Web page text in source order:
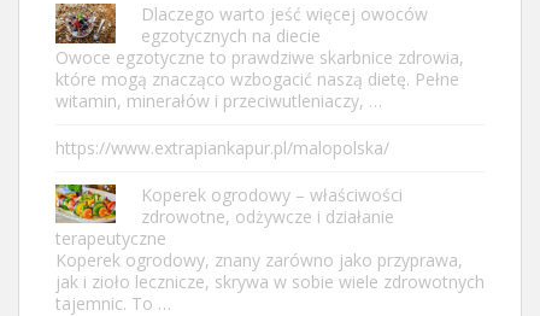
Dlaczego warto jeść więcej owoców
egzotycznych na diecie
Owoce egzotyczne to prawdziwe skarbnice zdrowia,
które mogą znacząco wzbogacić naszą dietę. Pełne
witamin, minerałów i przeciwutleniaczy, …
https://www.extrapiankapur.pl/malopolska/
Koperek ogrodowy – właściwości
zdrowotne, odżywcze i działanie
terapeutyczne
Koperek ogrodowy, znany zarówno jako przyprawa,
jak i zioło lecznicze, skrywa w sobie wiele zdrowotnych
tajemnic. To …